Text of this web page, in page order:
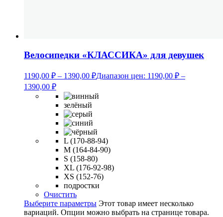
Велосипедки «КЛАССИКА» для девушек
1190,00 ₽ – 1390,00 ₽Диапазон цен: 1190,00 ₽ –
1390,00 ₽
зелёный
L (170-88-94)
M (164-84-90)
S (158-80)
XL (176-92-98)
XS (152-76)
подростки
Очистить
Выберите параметры Этот товар имеет несколько
вариаций. Опции можно выбрать на странице товара.